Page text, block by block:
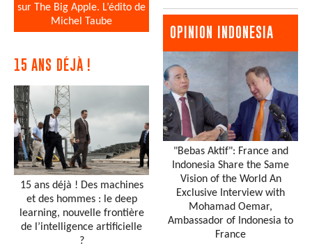
sur The Big Apple. L’édito de
Michel Taube
15 ANS DÉJÀ !
15 ans déjà ! Des machines
et des hommes : le deep
learning, nouvelle frontière
de l’intelligence artificielle
?
OPINION INDONESIA
"Bebas Aktif": France and
Indonesia Share the Same
Vision of the World An
Exclusive Interview with
Mohamad Oemar,
Ambassador of Indonesia to
France